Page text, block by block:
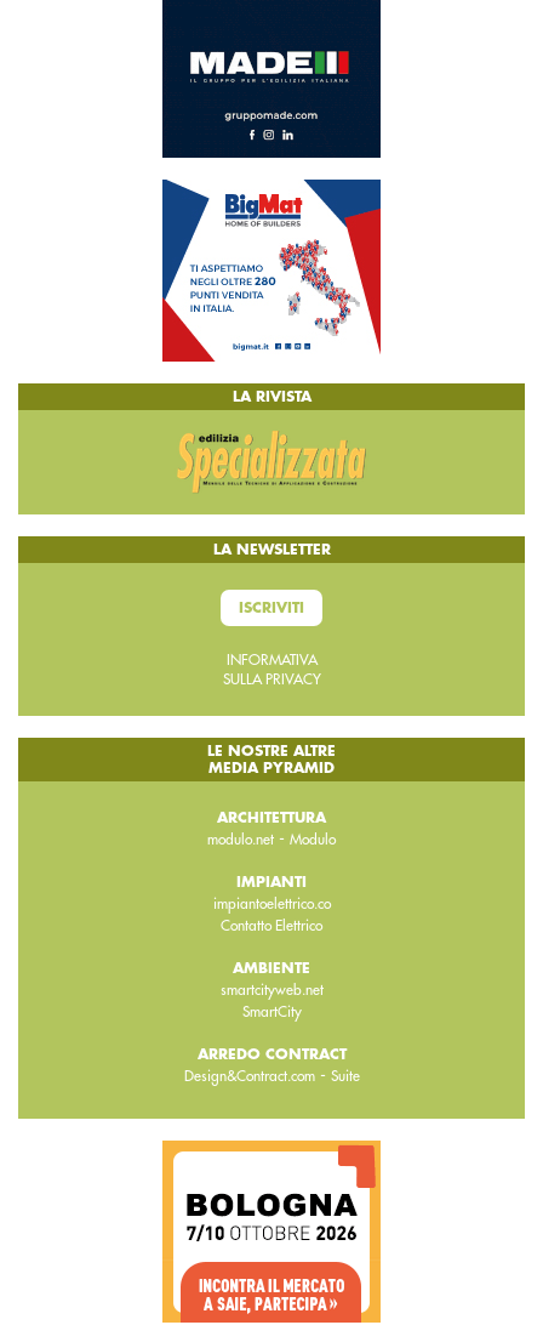
LA RIVISTA
LA NEWSLETTER
ISCRIVITI
INFORMATIVA
SULLA PRIVACY
LE NOSTRE ALTRE
MEDIA PYRAMID
ARCHITETTURA
modulo.net - Modulo
IMPIANTI
impiantoelettrico.co
Contatto Elettrico
AMBIENTE
smartcityweb.net
SmartCity
ARREDO CONTRACT
Design&Contract.com- Suite